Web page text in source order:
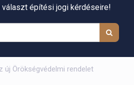
választ építési jogi kérdéseire!
új Örökségvédelmi rendelet